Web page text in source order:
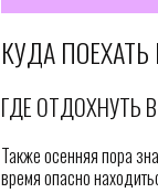
КУДА
ГДЕ ОТДОХНУТЬ
Также осенняя пора
время опасно